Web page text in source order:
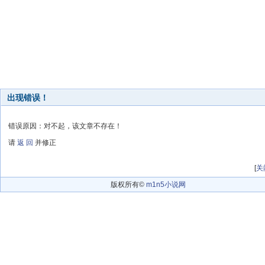
出现错误！
错误原因：对不起，该文章不存在！
请 返 回 并修正
[关
版权所有© m1n5小说网